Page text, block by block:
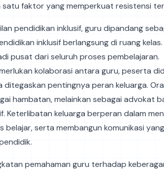
satu faktor yang memperkuat resistensi
pendidikan inklusif, guru dipandang
inklusif berlangsung di ruang kelas.
pusat dari seluruh proses pembelajaran.
kolaborasi antara guru, peserta
ditegaskan pentingnya peran keluarga.
hambatan, melainkan sebagai advokat
Keterlibatan keluarga berperan dalam
belajar, serta membangun komunikasi yang
pemahaman guru terhadap